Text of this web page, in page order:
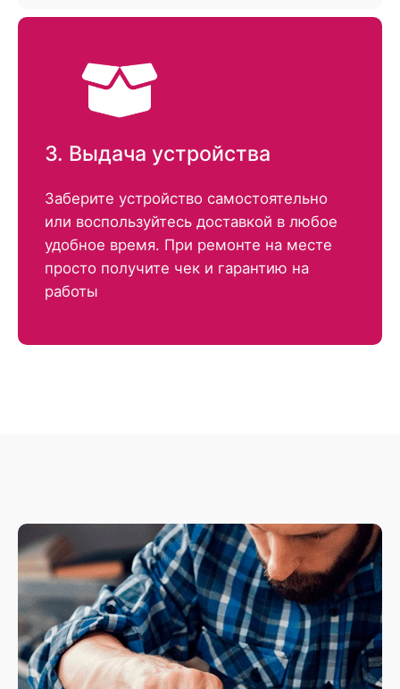
3. Выдача устройства
Заберите устройство самостоятельно
или воспользуйтесь доставкой в любое
удобное время. При ремонте на месте
просто получите чек и гарантию на
работы